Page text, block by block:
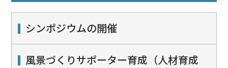
シンポジウムの開催
風景づくりサポーター育成（人材育成